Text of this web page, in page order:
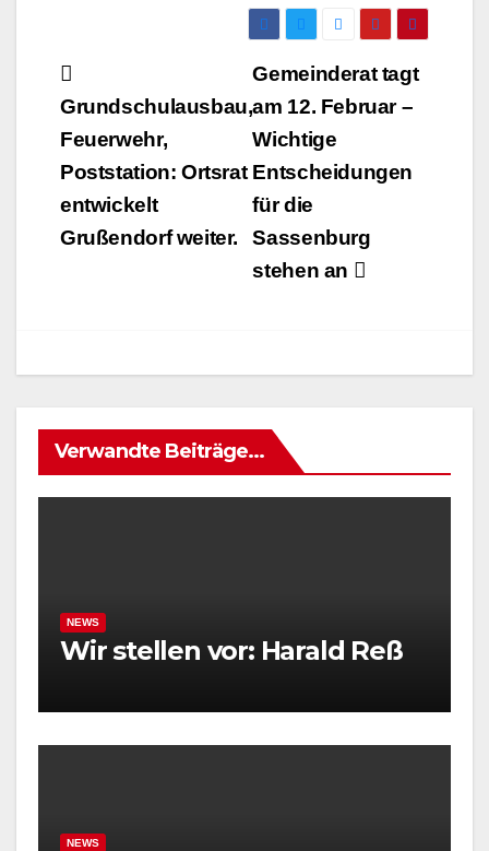
Beitrags-
Navigation
Gemeinderat tagt
am 12. Februar –
Wichtige
Entscheidungen
für die
Sassenburg
stehen an
Grundschulausbau,
Feuerwehr,
Poststation: Ortsrat
entwickelt
Grußendorf weiter.
Verwandte Beiträge...
NEWS
Wir stellen vor: Harald Reß
NEWS